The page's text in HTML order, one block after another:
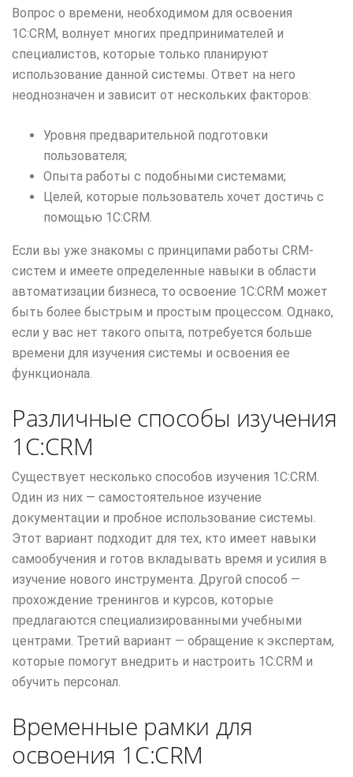
Вопрос о времени, необходимом для освоения
1С:CRM, волнует многих предпринимателей и
специалистов, которые только планируют
использование данной системы. Ответ на него
неоднозначен и зависит от нескольких факторов:
Уровня предварительной подготовки
пользователя;
Опыта работы с подобными системами;
Целей, которые пользователь хочет достичь с
помощью 1С:CRM.
Если вы уже знакомы с принципами работы CRM-
систем и имеете определенные навыки в области
автоматизации бизнеса, то освоение 1С:CRM может
быть более быстрым и простым процессом. Однако,
если у вас нет такого опыта, потребуется больше
времени для изучения системы и освоения ее
функционала.
Различные способы изучения
1С:CRM
Существует несколько способов изучения 1С:CRM.
Один из них — самостоятельное изучение
документации и пробное использование системы.
Этот вариант подходит для тех, кто имеет навыки
самообучения и готов вкладывать время и усилия в
изучение нового инструмента. Другой способ —
прохождение тренингов и курсов, которые
предлагаются специализированными учебными
центрами. Третий вариант — обращение к экспертам,
которые помогут внедрить и настроить 1С:CRM и
обучить персонал.
Временные рамки для
освоения 1С:CRM